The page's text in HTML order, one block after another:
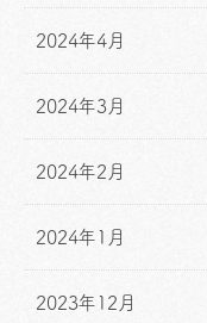
2024年4月
2024年3月
2024年2月
2024年1月
2023年12月